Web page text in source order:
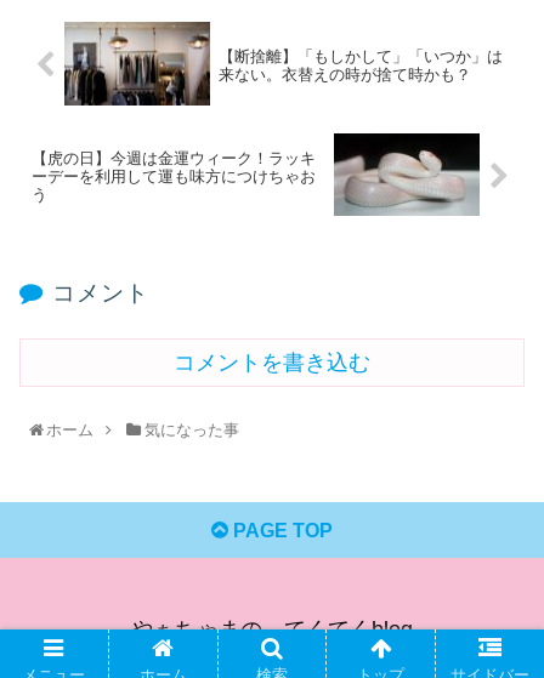
【断捨離】「もしかして」「いつか」は
来ない。衣替えの時が捨て時かも？
【虎の日】今週は金運ウィーク！ラッキ
ーデーを利用して運も味方につけちゃお
う
コメント
コメントを書き込む
ホーム 気になった事
PAGE TOP
やぁちゃまの てくてくblog
© 2020 やぁちゃまの てくてくblog.